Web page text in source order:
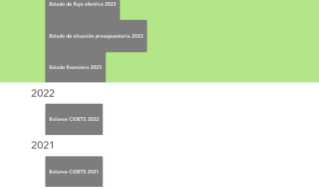
Estado de flujo efectivo 2023
Estado de situación presupuestaria 2023
Estado financiero 2023
2022
Balance CIDETS 2022
2021
Balance CIDETS 2021